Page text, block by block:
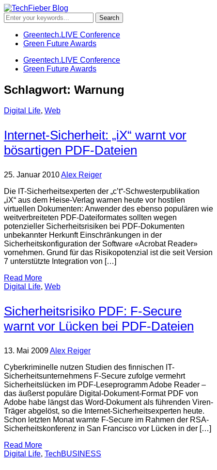
Greentech.LIVE Conference
Green Future Awards
Greentech.LIVE Conference
Green Future Awards
Schlagwort: Warnung
Digital Life, Web
Internet-Sicherheit: „iX“ warnt vor
bösartigen PDF-Dateien
25. Januar 2010Alex Reiger
Die IT-Sicherheitsexperten der „c’t“-Schwesterpublikation
„iX“ aus dem Heise-Verlag warnen heute vor hostilen
virtuellen Dokumenten: Anwender des ebenso populären wie
weitverbreiteten PDF-Dateiformates sollten wegen
potenzieller Sicherheitsrisiken bei PDF-Dokumenten
unbekannter Herkunft Einschränkungen in der
Sicherheitskonfiguration der Software «Acrobat Reader»
vornehmen. Grund für das Risikopotenzial ist die seit Version
7 unterstützte Integration von […]
Read More
Digital Life, Web
Sicherheitsrisiko PDF: F-Secure
warnt vor Lücken bei PDF-Dateien
13. Mai 2009Alex Reiger
Cyberkriminelle nutzen Studien des finnischen IT-
Sicherheitsunternehmens F-Secure zufolge vermehrt
Sicherheitslücken im PDF-Leseprogramm Adobe Reader –
das äußerst populäre Digital-Dokument-Format PDF von
Adobe habe längst das Word-Dokument als führenden Viren-
Träger abgelöst, so die Internet-Sicherheitsexperten heute.
Schon letzten Monat warnte F-Secure im Rahmen der RSA-
Sicherheitskonferenz in San Francisco vor Lücken in der […]
Read More
Digital Life, TechBUSINESS